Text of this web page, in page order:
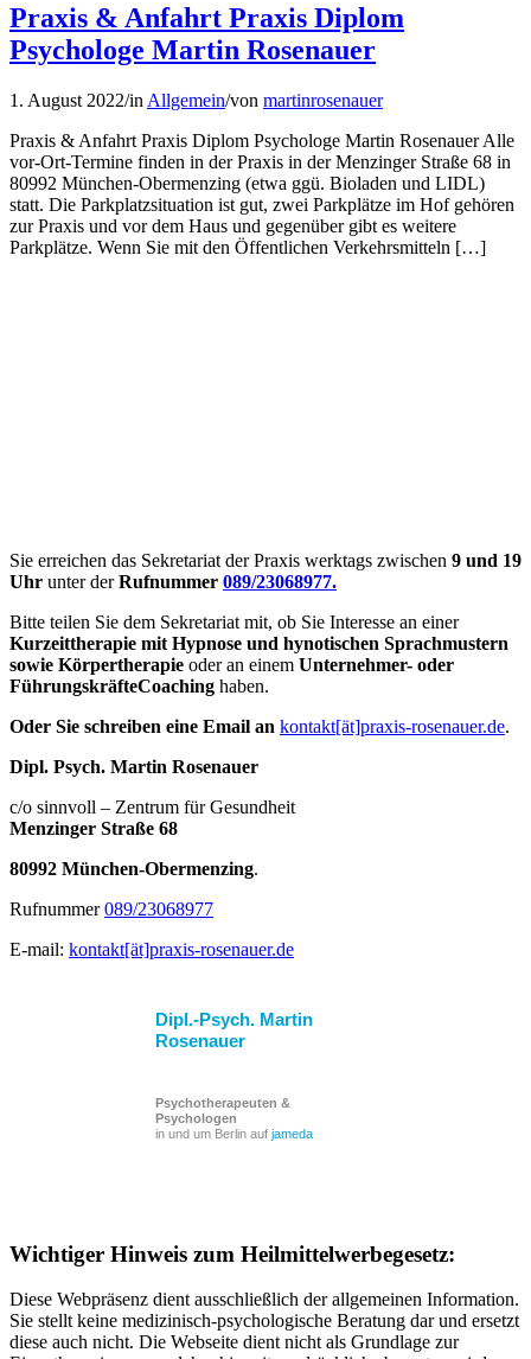
Praxis & Anfahrt Praxis Diplom
Psychologe Martin Rosenauer
1. August 2022/in Allgemein/von martinrosenauer
Praxis & Anfahrt Praxis Diplom Psychologe Martin Rosenauer Alle
vor-Ort-Termine finden in der Praxis in der Menzinger Straße 68 in
80992 München-Obermenzing (etwa ggü. Bioladen und LIDL)
statt. Die Parkplatzsituation ist gut, zwei Parkplätze im Hof gehören
zur Praxis und vor dem Haus und gegenüber gibt es weitere
Parkplätze. Wenn Sie mit den Öffentlichen Verkehrsmitteln […]
Sie erreichen das Sekretariat der Praxis werktags zwischen 9 und 19
Uhr unter derRufnummer 089/23068977.
Bitte teilen Sie dem Sekretariat mit, ob Sie Interesse an einer
Kurzeittherapie mit Hypnose und hynotischen Sprachmustern
sowie Körpertherapie oder an einem Unternehmer- oder
FührungskräfteCoaching haben.
Oder Sie schreiben eine Email an kontakt[ät]praxis-rosenauer.de.
Dipl. Psych. Martin Rosenauer
c/o sinnvoll – Zentrum für Gesundheit
Menzinger Straße 68
80992 München-Obermenzing.
Rufnummer089/23068977
E-mail: kontakt[ät]praxis-rosenauer.de
Dipl.-Psych. Martin
Rosenauer
Psychotherapeuten &
Psychologen
in und um Berlin auf jameda
Wichtiger Hinweis zum Heilmittelwerbegesetz:
Diese Webpräsenz dient ausschließlich der allgemeinen Information.
Sie stellt keine medizinisch-psychologische Beratung dar und ersetzt
diese auch nicht. Die Webseite dient nicht als Grundlage zur